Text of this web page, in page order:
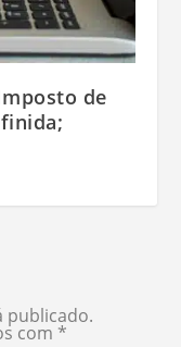
de
publicado.
com *